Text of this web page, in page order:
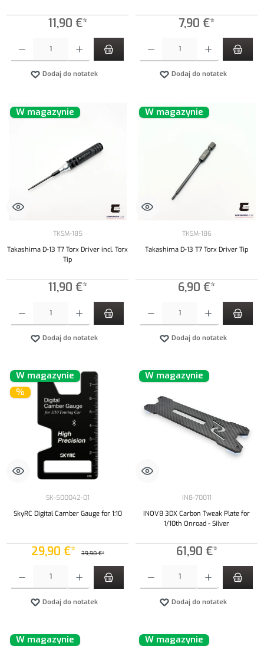
11,90 €*
Dodaj do notatek
7,90 €*
Dodaj do notatek
W magazynie
TKSM-185
Takashima D-13 T7 Torx Driver incl. Torx
Tip
11,90 €*
Dodaj do notatek
W magazynie
TKSM-186
Takashima D-13 T7 Torx Driver Tip
6,90 €*
Dodaj do notatek
W magazynie
%
SK-500042-01
SkyRC Digital Camber Gauge for 1:10
29,90 €* 39,90 €*
Dodaj do notatek
W magazynie
IN8-70011
INOV8 3DX Carbon Tweak Plate for
1/10th Onroad - Silver
61,90 €*
Dodaj do notatek
W magazynie W magazynie